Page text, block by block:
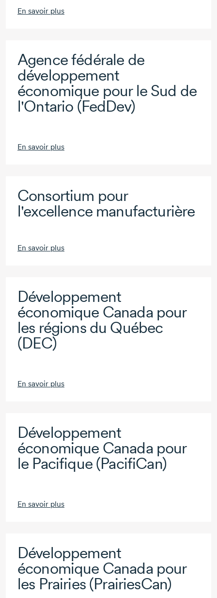
En savoir plus
Agence fédérale de
développement
économique pour le Sud de
l'Ontario (FedDev)
En savoir plus
Consortium pour
l'excellence manufacturière
En savoir plus
Développement
économique Canada pour
les régions du Québec
(DEC)
En savoir plus
Développement
économique Canada pour
le Pacifique (PacifiCan)
En savoir plus
Développement
économique Canada pour
les Prairies (PrairiesCan)